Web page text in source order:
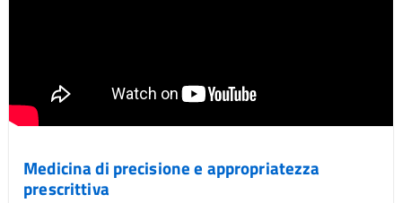
Medicina di precisione e appropriatezza
prescrittiva